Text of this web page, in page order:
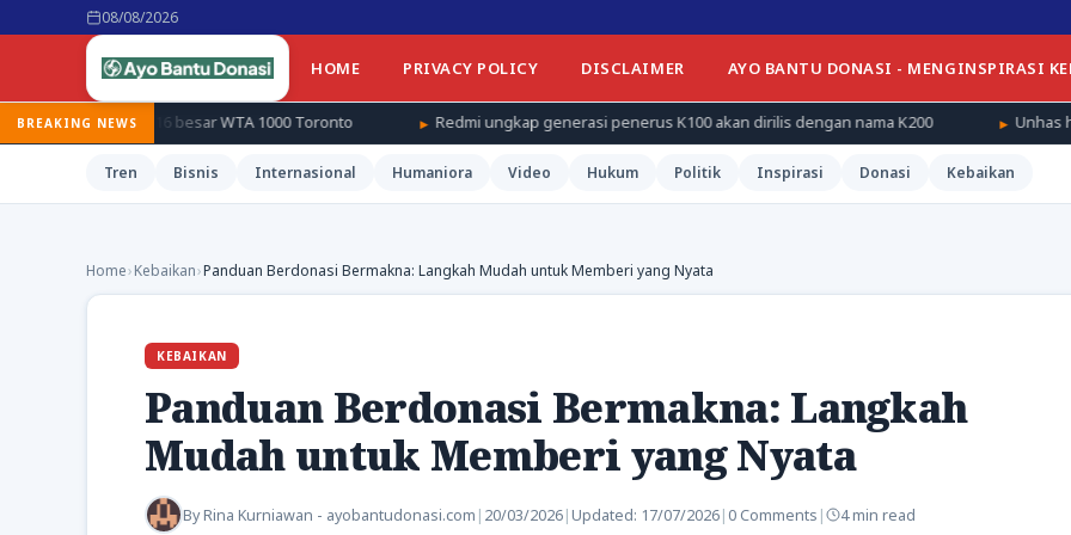
08/08/2026
HOME PRIVACY POLICY DISCLAIMER AYO BANTU DONASI - MENGINSPIRASI
BREAKING NEWS
16 besar WTA 1000 Toronto Redmi ungkap generasi penerus K100 akan dirilis dengan nama K200 Unhas himpun 24
Tren Bisnis Internasional Humaniora Video Hukum Politik Inspirasi Donasi Kebaikan
Home›Kebaikan›Panduan Berdonasi Bermakna: Langkah Mudah untuk Memberi yang Nyata
KEBAIKAN
Panduan Berdonasi Bermakna: Langkah
Mudah untuk Memberi yang Nyata
ByRina Kurniawan - ayobantudonasi.com | 20/03/2026| Updated: 17/07/2026| 0 Comments | 4 min read